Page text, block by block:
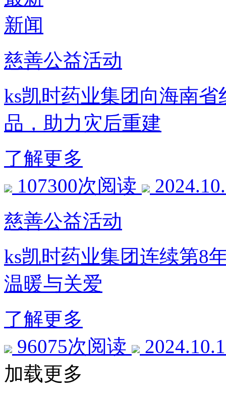
新闻
慈善公益活动
ks凯时药业集团向海南
品，助力灾后重建
了解更多
107300次阅读
慈善公益活动
ks凯时药业集团连续第8
温暖与关爱
了解更多
96075次阅读
加载更多